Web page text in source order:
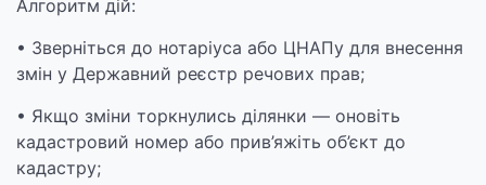
Алгоритм дій:
• Зверніться до нотаріуса або ЦНАПу для внесення
змін у Державний реєстр речових прав;
• Якщо зміни торкнулись ділянки — оновіть
кадастровий номер або прив’яжіть об’єкт до
кадастру;